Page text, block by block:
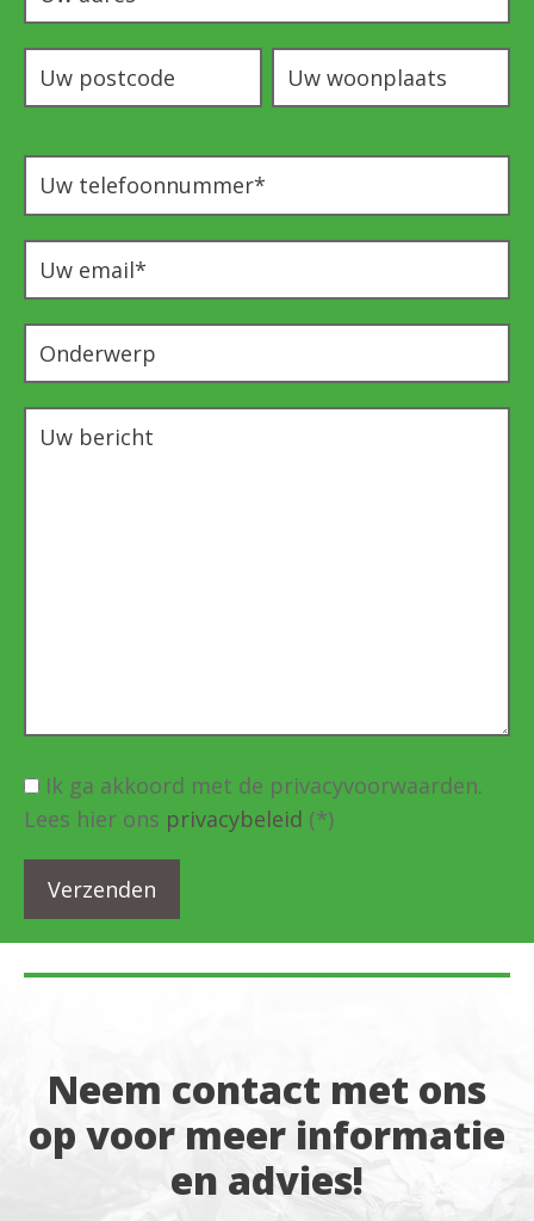
Ik ga akkoord met de privacyvoorwaarden.
Lees hier ons privacybeleid (*)
Neem contact met ons
op voor meer informatie
en advies!